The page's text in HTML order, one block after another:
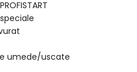
umede/uscate